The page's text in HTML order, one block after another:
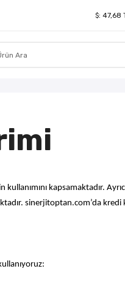
$: 47,68
kullanımını kapsamaktadır.
sinerjitoptan.com’da kredi